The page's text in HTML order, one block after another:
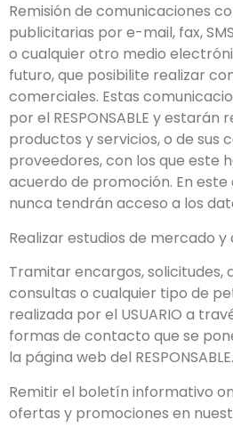
Remisión de comunicaciones
publicitarias por e-mail, fax,
o cualquier otro medio
futuro, que posibilite realizar
comerciales. Estas
por el RESPONSABLE y estarán
productos y servicios, o de sus
proveedores, con los que este
acuerdo de promoción. En
nunca tendrán acceso a los
Realizar estudios de mercado y
Tramitar encargos, solicitudes,
consultas o cualquier tipo de
realizada por el USUARIO a
formas de contacto que se
la página web del RESPONSABLE.
Remitir el boletín informativo
ofertas y promociones en